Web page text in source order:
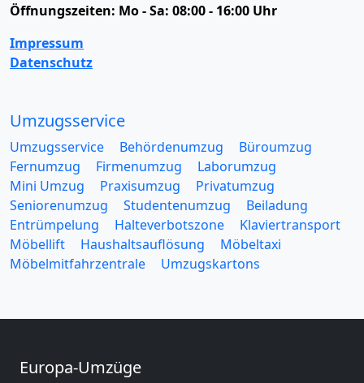
Öffnungszeiten: Mo - Sa: 08:00 - 16:00 Uhr
Impressum
Datenschutz
Umzugsservice
Umzugsservice Behördenumzug
Büroumzug
Fernumzug
Firmenumzug
Laborumzug
Mini Umzug
Praxisumzug
Privatumzug
Seniorenumzug
Studentenumzug
Beiladung
Entrümpelung
Halteverbotszone
Klaviertransport
Möbellift
Haushaltsauflösung
Möbeltaxi
Möbelmitfahrzentrale
Umzugskartons
Europa-Umzüge